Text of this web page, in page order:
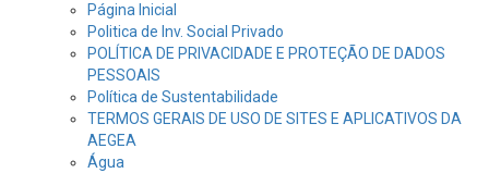
Página Inicial
Politica de Inv. Social Privado
POLÍTICA DE PRIVACIDADE E PROTEÇÃO DE DADOS
PESSOAIS
Política de Sustentabilidade
TERMOS GERAIS DE USO DE SITES E APLICATIVOS DA
AEGEA
Água